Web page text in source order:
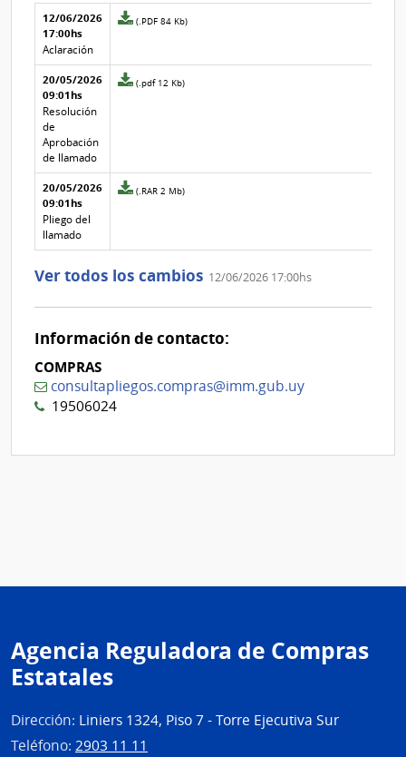
Aclaraciones del llamado
Fecha y
texto de
la
aclaración
aclaración
12/06/2026
17:00hs
Aclaración
Archivo
la
aclaración
(.PDF 84 Kb)
20/05/2026
09:01hs
Resolución
de
Aprobación
de llamado
Archivo
3
(.pdf 12 Kb)
20/05/2026
09:01hs
Pliego del
llamado
Archivo
aclaración
2
(.RAR 2 Mb)
Ver todos los cambios 12/06/2026 17:00hs
Información de contacto:
COMPRAS
consultapliegos.compras@imm.gub.uy
19506024
Agencia Reguladora de Compras
Estatales
Dirección: Liniers 1324, Piso 7 - Torre Ejecutiva Sur
Teléfono: 2903 11 11